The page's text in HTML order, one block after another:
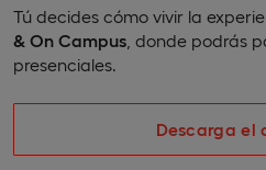
Tú decides cómo vivir la
& On Campus , donde podrás
presenciales.
Descarga el